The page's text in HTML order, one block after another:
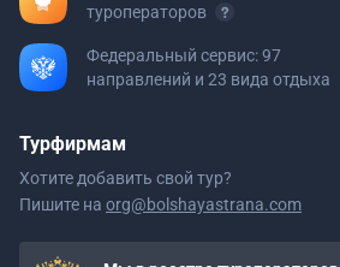
туроператоров
Федеральный сервис: 97
направлений и 23 вида отдыха
Турфирмам
Хотите добавить свой тур?
Пишите на org@bolshayastrana.com